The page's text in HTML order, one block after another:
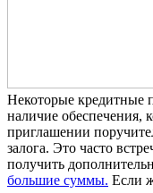
Некоторые кредитные
наличие обеспечения,
приглашении
залога. Это часто
получить
большие суммы. Если